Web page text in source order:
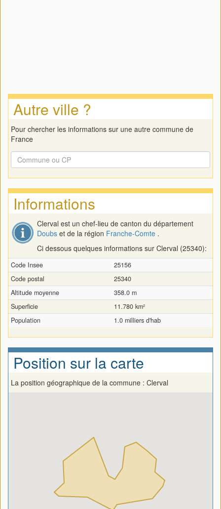
Autre ville ?
Pour chercher les informations sur une autre commune de
France
Informations
Clerval est un chef-lieu de canton du département
Doubs et de la région Franche-Comte .
Ci dessous quelques informations sur Clerval (25340):
Code Insee
25156
Code postal
25340
Altitude moyenne
358.0 m
Superficie
11.780 km²
Population
1.0 milliers d'hab
Position sur la carte
La position géographique de la commune : Clerval